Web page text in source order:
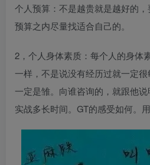
个人预算：不是越贵就是越好的
预算之内尽量找适合自己的。
2，个人身体素质：每个人的身体
一样，不是说没有经历过就一定
一定是雏。向谁咨询的，就跟他
实战多长时间。GT的感受如何。